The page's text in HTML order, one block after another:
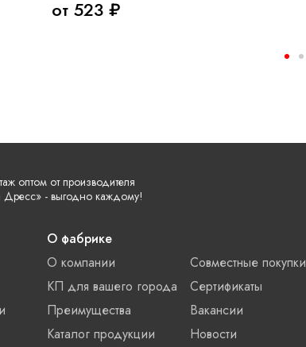
от 523 ₽
оптом от производителя
Дресс» - выгодно каждому!
О фабрике
О компании
КП для вашего города
Преимущества
Каталог продукции
Совместные покупки
Сертификаты
Вакансии
Новости